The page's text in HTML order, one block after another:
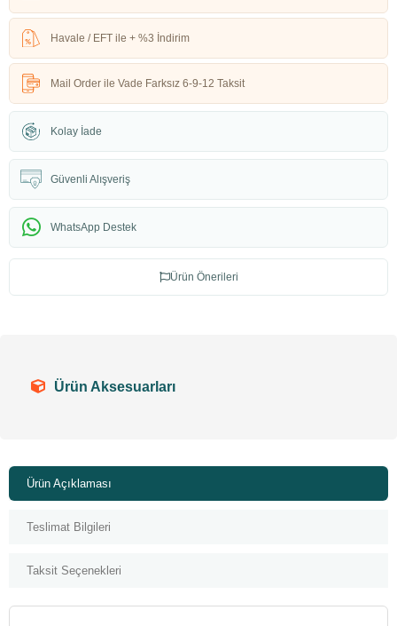
Havale / EFT ile + %3 İndirim
Mail Order ile Vade Farksız 6-9-12 Taksit
Kolay İade
Güvenli Alışveriş
WhatsApp Destek
Ürün Önerileri
Ürün Aksesuarları
Ürün Açıklaması
Teslimat Bilgileri
Taksit Seçenekleri